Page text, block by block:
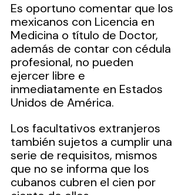
Es oportuno comentar que los
mexicanos con Licencia en
Medicina o título de Doctor,
además de contar con cédula
profesional, no pueden
ejercer libre e
inmediatamente en Estados
Unidos de América.
Los facultativos extranjeros
también sujetos a cumplir una
serie de requisitos, mismos
que no se informa que los
cubanos cubren el cien por